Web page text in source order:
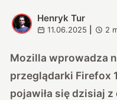
H
Henryk Tur
11.06.2025 2
Mozilla wprowadza
przeglądarki Firefox
pojawiła się dzisiaj